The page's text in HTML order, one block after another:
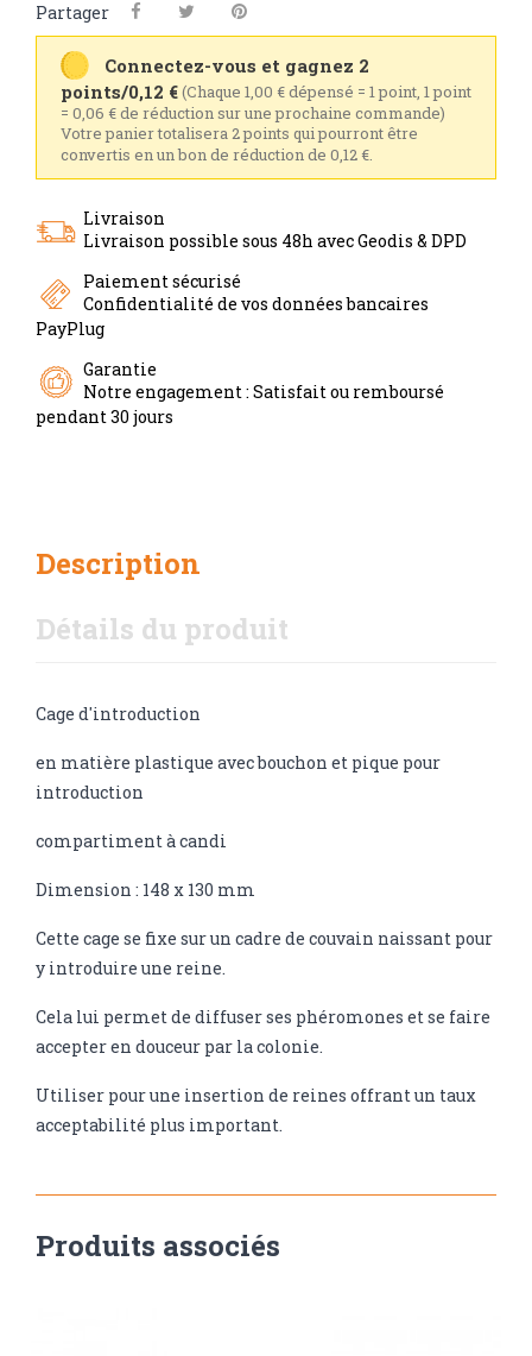
Partager
Connectez-vous et gagnez 2
points/0,12 €(Chaque 1,00 € dépensé = 1 point, 1 point
= 0,06 € de réduction sur une prochaine commande)
Votre panier totalisera 2 points qui pourront être
convertis en un bon de réduction de 0,12 €.
Livraison
Livraison possible sous 48h avec Geodis & DPD
Paiement sécurisé
Confidentialité de vos données bancaires
PayPlug
Garantie
Notre engagement : Satisfait ou remboursé
pendant 30 jours
Description
Détails du produit
Cage d'introduction
en matière plastique avec bouchon et pique pour
introduction
compartiment à candi
Dimension : 148 x 130 mm
Cette cage se fixe sur un cadre de couvain naissant pour
y introduire une reine.
Cela lui permet de diffuser ses phéromones et se faire
accepter en douceur par la colonie.
Utiliser pour une insertion de reines offrant un taux
acceptabilité plus important.
Produits associés